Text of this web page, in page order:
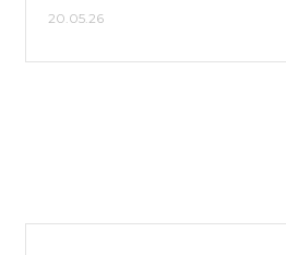
20.05.26